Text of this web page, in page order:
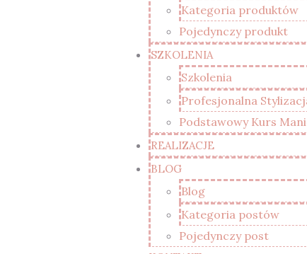
Kategoria produktów
Pojedynczy produkt
SZKOLENIA
Szkolenia
Profesjonalna
Podstawowy Kurs
REALIZACJE
BLOG
Blog
Kategoria postów
Pojedynczy post